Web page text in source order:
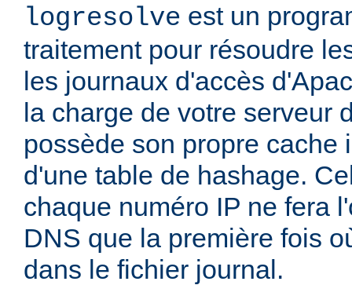
logresolve est un
traitement pour résoudre
les journaux d'accès
la charge de votre serveur
possède son propre cache
d'une table de hashage.
chaque numéro IP ne fera
DNS que la première fois
dans le fichier journal.